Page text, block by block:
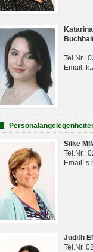
Tel.Nr.:
Email:
Silke
Tel.Nr.:
Email:
Judith
Tel.Nr.